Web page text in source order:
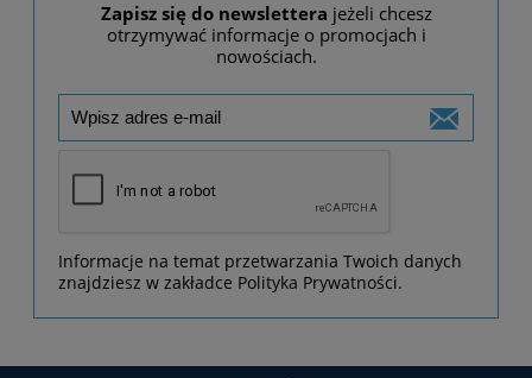
Zapisz się do newslettera jeżeli chcesz
otrzymywać informacje o promocjach i
nowościach.
Informacje na temat przetwarzania Twoich danych
znajdziesz w zakładce Polityka Prywatności.